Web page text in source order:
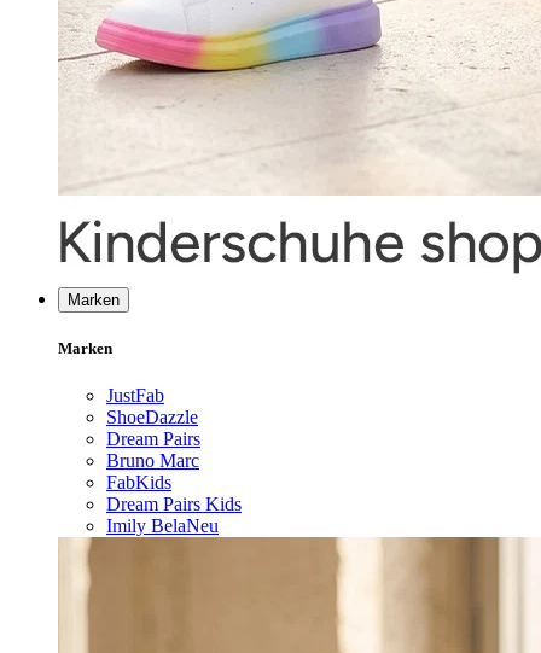
Marken
Marken
JustFab
ShoeDazzle
Dream Pairs
Bruno Marc
FabKids
Dream Pairs Kids
Imily BelaNeu